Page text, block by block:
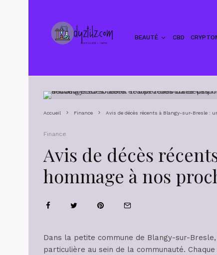
BEAUTÉ CBD
Accueil Finance Avis de décès récents à Blangy-sur-Bresle :
Finance
Avis de décès
hommage à nos
Dans la petite commune de Blangy-sur-
particulière au sein de la communauté.